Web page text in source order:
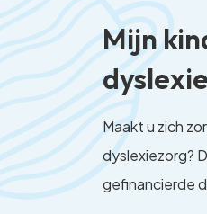
Mijn
Maakt u zich
dyslexiezorg?
gefinancierde